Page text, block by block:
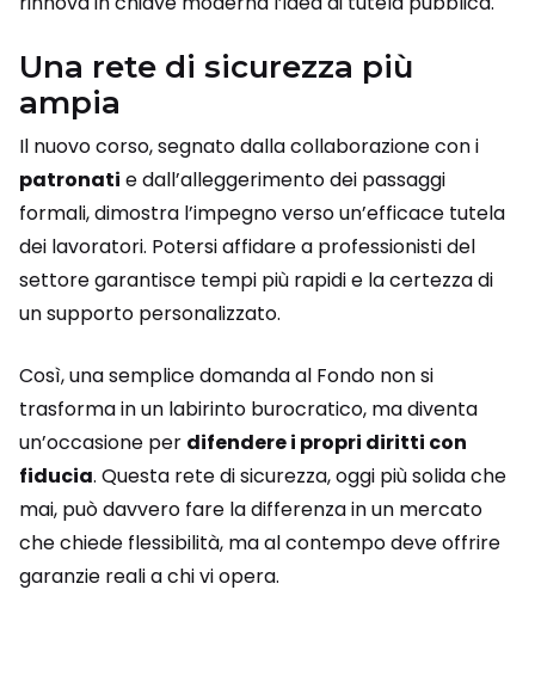
Una rete di sicurezza più
ampia
Il nuovo corso, segnato dalla collaborazione con i
patronati e dall’alleggerimento dei passaggi
formali, dimostra l’impegno verso un’efficace tutela
dei lavoratori. Potersi affidare a professionisti del
settore garantisce tempi più rapidi e la certezza di
un supporto personalizzato.
Così, una semplice domanda al Fondo non si
trasforma in un labirinto burocratico, ma diventa
un’occasione per difendere i propri diritti con
fiducia. Questa rete di sicurezza, oggi più solida che
mai, può davvero fare la differenza in un mercato
che chiede flessibilità, ma al contempo deve offrire
garanzie reali a chi vi opera.